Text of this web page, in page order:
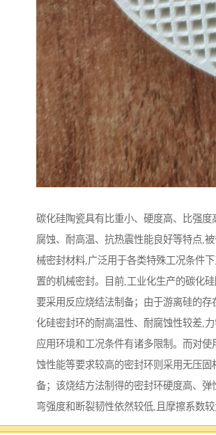
碳化硅陶瓷具有比重小、硬度高、比强度
腐蚀、耐高温、抗热震性能良好等特点,
械密封材料,广泛用于各类特殊工况条件
置的机械密封。目前,工业化生产的碳化
要采用反应烧结法制备；由于游离硅的存
化硅密封环的耐高温性、耐腐蚀性较差,
应用环境和工况条件有诸多限制。而对使
蚀性能等要求较高的密封环则采用无压固
备；该烧结方法制得的密封环硬度高、弹
弯强度和断裂韧性依然较低,且摩擦系数
磨损量大,在使用过程中的可靠性差,工作